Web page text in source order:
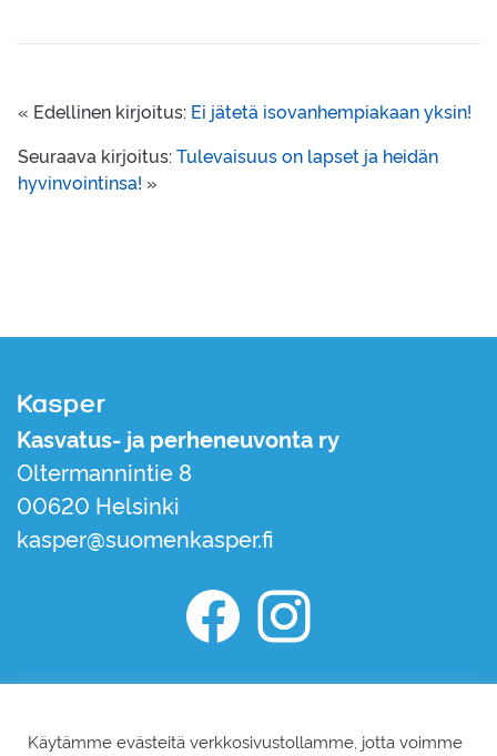
« Edellinen kirjoitus: Ei jätetä isovanhempiakaan yksin!
Seuraava kirjoitus:Tulevaisuus on lapset ja heidän
hyvinvointinsa! »
Kasper
Kasvatus- ja perheneuvonta ry
Oltermannintie 8
00620 Helsinki
kasper@suomenkasper.fi
Tilaa uutiskirje
Käytämme evästeitä verkkosivustollamme, jotta voimme